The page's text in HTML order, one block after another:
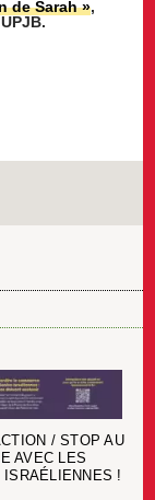
de Sarah »,
/ STOP AU
AVEC LES
ISRAÉLIENNES !